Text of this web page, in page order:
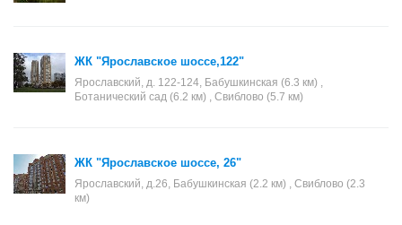
ЖК "Ярославское шоссе,122"
Ярославский, д. 122-124, Бабушкинская (6.3 км) ,
Ботанический сад (6.2 км) , Свиблово (5.7 км)
ЖК "Ярославское шоссе, 26"
Ярославский, д.26, Бабушкинская (2.2 км) , Свиблово (2.3
км)